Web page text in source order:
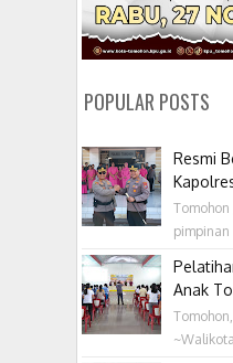
POPULAR POSTS
Resmi
pimpinan
Anak